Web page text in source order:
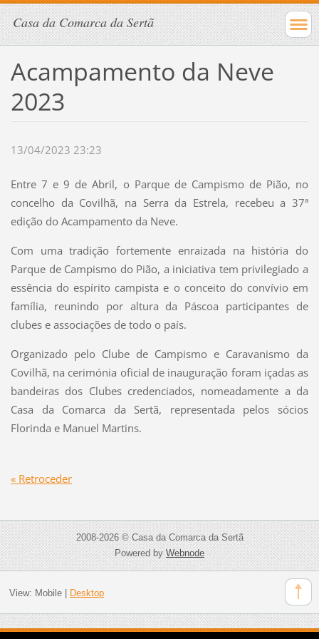
Casa da Comarca da Sertã
Acampamento da Neve
2023
13/04/2023 23:23
Entre 7 e 9 de Abril, o Parque de Campismo de Pião, no
concelho da Covilhã, na Serra da Estrela, recebeu a 37ª
edição do Acampamento da Neve.
Com uma tradição fortemente enraizada na história do
Parque de Campismo do Pião, a iniciativa tem privilegiado a
essência do espírito campista e o conceito do convívio em
família, reunindo por altura da Páscoa participantes de
clubes e associações de todo o país.
Organizado pelo Clube de Campismo e Caravanismo da
Covilhã, na cerimónia oficial de inauguração foram içadas as
bandeiras dos Clubes credenciados, nomeadamente a da
Casa da Comarca da Sertã, representada pelos sócios
Florinda e Manuel Martins.
« Retroceder
2008-2026 © Casa da Comarca da Sertã
Powered byWebnode
View: Mobile| Desktop